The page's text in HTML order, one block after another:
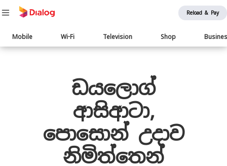
Reload & Pay
Main
navigation
Mobile Wi-Fi Television Shop
Body
ඩයලොග්
ආසිආටා,
පොසොන් උදාව
නිමිත්තෙන්